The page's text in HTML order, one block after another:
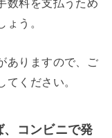
数料を支払うため
う。
ありますので、ご
ください。
、コンビニで発